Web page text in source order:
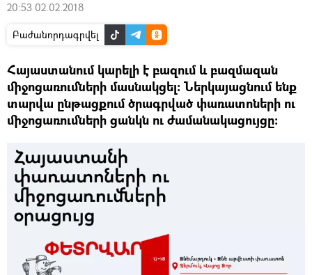
20:53 02.02.2018
Բաժանորդագրվել
Հայաստանում կարելի է բազում և բազմազան
միջոցառումների մասնակցել։ Ներկայացնում ենք
տարվա ընթացքում ծրագրված փառատոների ու
միջոցառումների ցանկն ու ժամանակացույցը։